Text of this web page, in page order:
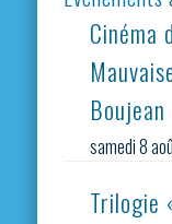
Cinéma
Boujean
samedi 8
Trilogie